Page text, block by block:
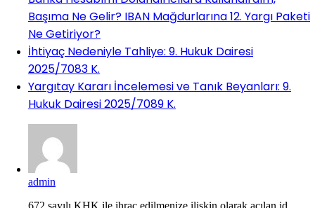
Başıma Ne Gelir? IBAN Mağdurlarına 12. Yargı Paketi
Ne Getiriyor?
İhtiyaç Nedeniyle Tahliye: 9. Hukuk Dairesi
2025/7083 K.
Yargıtay Kararı İncelemesi ve Tanık Beyanları: 9.
Hukuk Dairesi 2025/7089 K.
admin
672 sayılı KHK ile ihraç edilmenize ilişkin olarak açılan id...